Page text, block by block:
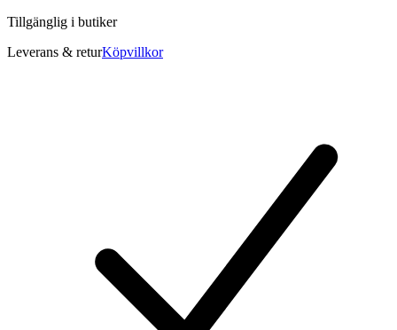
Tillgänglig i butiker
Leverans & returKöpvillkor